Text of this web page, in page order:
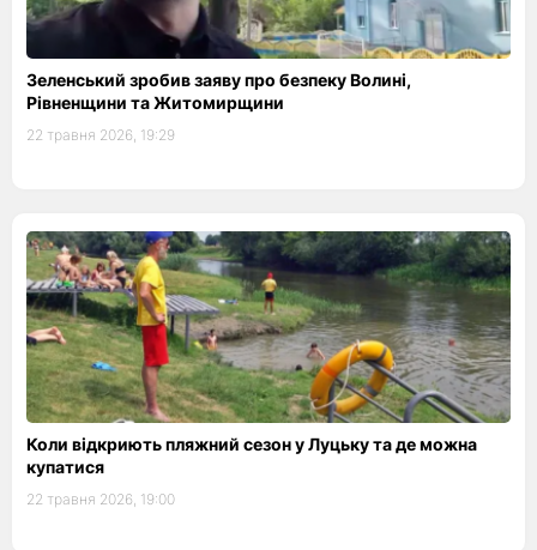
Зеленський зробив заяву про безпеку Волині,
Рівненщини та Житомирщини
22 травня 2026, 19:29
Коли відкриють пляжний сезон у Луцьку та де можна
купатися
22 травня 2026, 19:00